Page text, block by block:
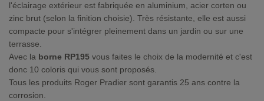
l'éclairage extérieur est fabriquée en aluminium, acier corten ou
zinc brut (selon la finition choisie). Très résistante, elle est aussi
compacte pour s'intégrer pleinement dans un jardin ou sur une
terrasse.
Avec la borne RP195 vous faites le choix de la modernité et c'est
donc 10 coloris qui vous sont proposés.
Tous les produits Roger Pradier sont garantis 25 ans contre la
corrosion.